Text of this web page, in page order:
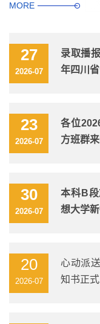
MORE
27
2026-07
录取播
年四川
23
2026-07
各位
方班群来
30
2026-07
本科B
想大学新
20
2026-07
心动派
知书正